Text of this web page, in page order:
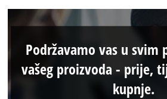
Podržavamo vas u svim
vašeg proizvoda - prije,
kupnje.